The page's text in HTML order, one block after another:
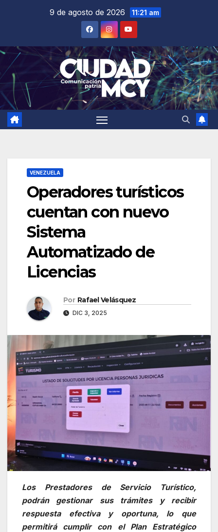
9 de agosto de 2026 11:21 am
VENEZUELA
Operadores turísticos
cuentan con nuevo
Sistema
Automatizado de
Licencias
Por Rafael Velásquez
DIC 3, 2025
Los Prestadores de Servicio Turístico,
podrán gestionar sus trámites y recibir
respuesta efectiva y oportuna, lo que
permitirá cumplir con el Plan Estratégico